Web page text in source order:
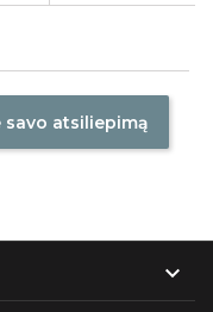
savo atsiliepimą
